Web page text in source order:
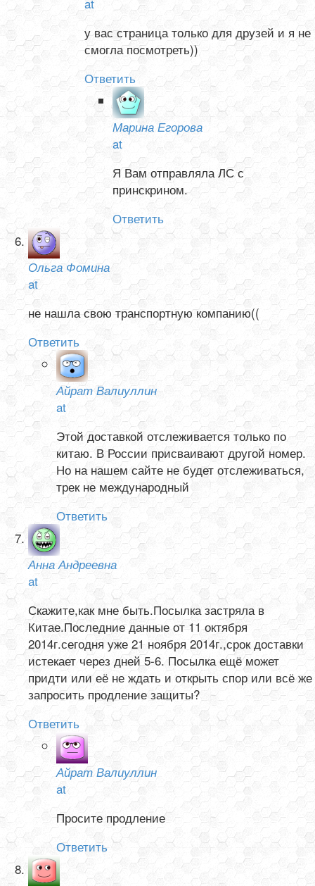
у вас страница только для друзей и я не
смогла посмотреть))
Ответить
Марина Егорова
at
Я Вам отправляла ЛС с
принскрином.
Ответить
Ольга Фомина
at
не нашла свою транспортную компанию((
Ответить
Айрат Валиуллин
at
Этой доставкой отслеживается только по
китаю. В России присваивают другой номер.
Но на нашем сайте не будет отслеживаться,
трек не международный
Ответить
Анна Андреевна
at
Скажите,как мне быть.Посылка застряла в
Китае.Последние данные от 11 октября
2014г.сегодня уже 21 ноября 2014г.,срок доставки
истекает через дней 5-6. Посылка ещё может
придти или её не ждать и открыть спор или всё же
запросить продление защиты?
Ответить
Айрат Валиуллин
at
Просите продление
Ответить